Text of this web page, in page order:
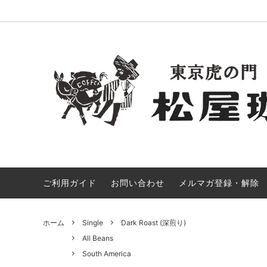
Limited Selection Gift Set
All Beans Africa
ご利用ガイド お問い合わせ メルマガ登録・解除
ホーム Single
Dark Roast (深煎り)
All Beans
South America